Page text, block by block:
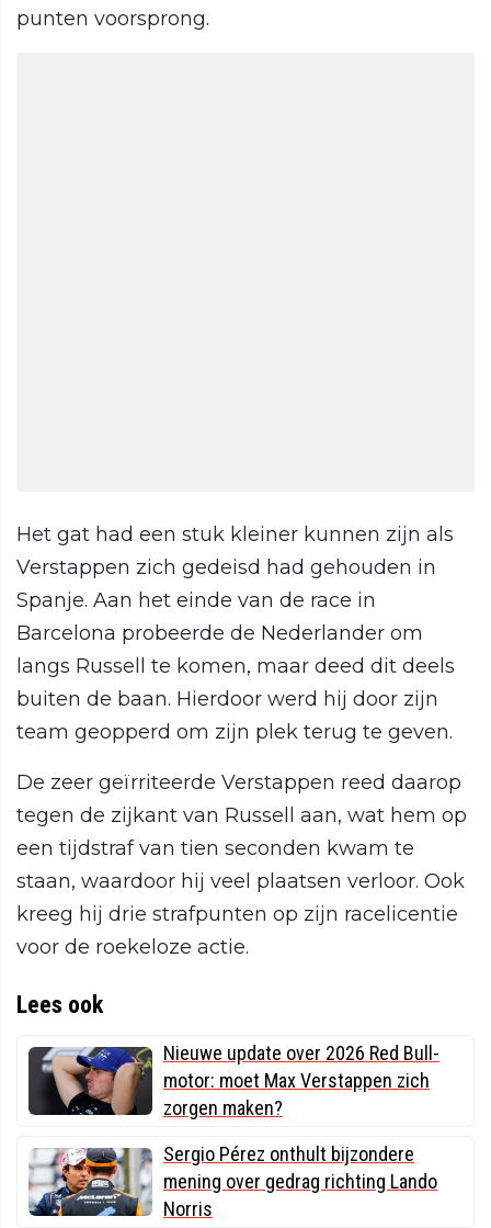
punten voorsprong.
Het gat had een stuk kleiner kunnen zijn als
Verstappen zich gedeisd had gehouden in
Spanje. Aan het einde van de race in
Barcelona probeerde de Nederlander om
langs Russell te komen, maar deed dit deels
buiten de baan. Hierdoor werd hij door zijn
team geopperd om zijn plek terug te geven.
De zeer geïrriteerde Verstappen reed daarop
tegen de zijkant van Russell aan, wat hem op
een tijdstraf van tien seconden kwam te
staan, waardoor hij veel plaatsen verloor. Ook
kreeg hij drie strafpunten op zijn racelicentie
voor de roekeloze actie.
Lees ook
Nieuwe update over 2026 Red Bull-
motor: moet Max Verstappen zich
zorgen maken?
Sergio Pérez onthult bijzondere
mening over gedrag richting Lando
Norris